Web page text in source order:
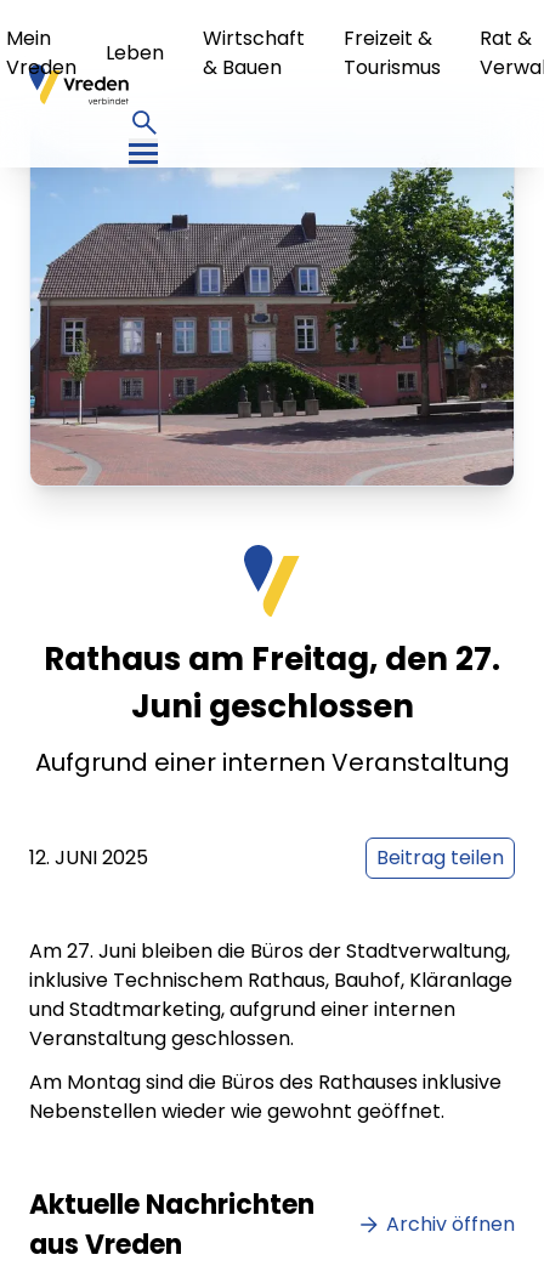
Mein
Vreden
Leben
Wirtschaft
& Bauen
Freizeit &
Tourismus
Rat &
Rathaus am Freitag, den 27.
Juni geschlossen
Aufgrund einer internen Veranstaltung
12. JUNI 2025 Beitrag teilen
Am 27. Juni bleiben die Büros der Stadtverwaltung,
inklusive Technischem Rathaus, Bauhof, Kläranlage
und Stadtmarketing, aufgrund einer internen
Veranstaltung geschlossen.
Am Montag sind die Büros des Rathauses inklusive
Nebenstellen wieder wie gewohnt geöffnet.
Aktuelle Nachrichten
aus Vreden
Archiv öffnen
Lorem ipsum Lorem ipsum